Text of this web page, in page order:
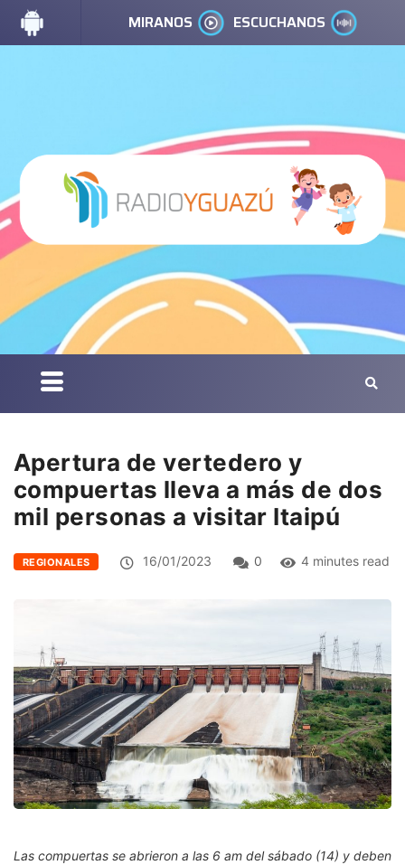
MIRANOS ESCUCHANOS
Apertura de vertedero y
compuertas lleva a más de dos
mil personas a visitar Itaipú
REGIONALES 16/01/2023 0 4 minutes read
Las compuertas se abrieron a las 6 am del sábado (14) y deben